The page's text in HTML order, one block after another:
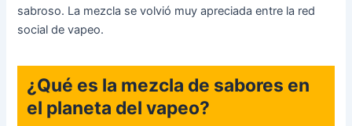
sabroso. La mezcla se volvió muy apreciada entre la red
social de vapeo.
¿Qué es la mezcla de sabores en
el planeta del vapeo?